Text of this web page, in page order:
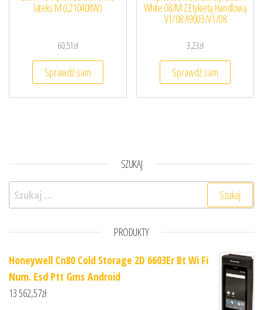
lateks M (L210408W)
60,51zł
Sprawdź sam
White 08/M Z Etykietą Handlową
V1/08 A9003/V1/08
3,23zł
Sprawdź sam
SZUKAJ
Szukaj:
PRODUKTY
Honeywell Cn80 Cold Storage 2D 6603Er Bt Wi Fi
Num. Esd Ptt Gms Android
13 562,57zł